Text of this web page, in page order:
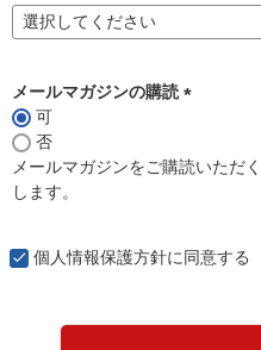
(
必
)
メールマガジンの購読
須
可
否
メールマガジンをご購読いただ
します。
個人情報保護方針に同意する